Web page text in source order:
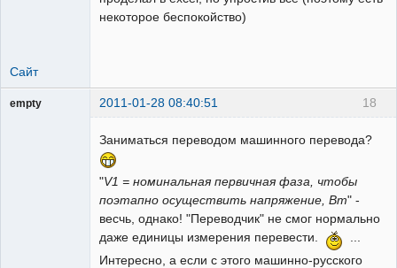
некоторое беспокойство)
Сайт
18
empty 2011-01-28 08:40:51
Заниматься переводом машинного перевода?
"V1 = номинальная первичная фаза, чтобы
поэтапно осуществить напряжение, Вт" -
весчь, однако! "Переводчик" не смог нормально
даже единицы измерения перевести.
Интересно, а если с этого машинно-русского